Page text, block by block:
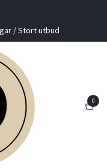
/ Stort utbud
0